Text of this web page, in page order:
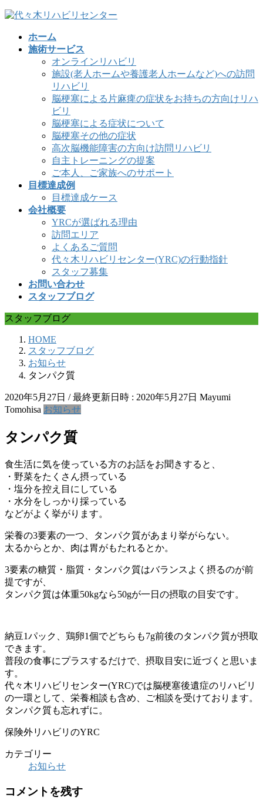
コ
ナ
ホーム
施術サービス
オンラインリハビリ
施設(老人ホームや養護老人ホームなど)への訪問
リハビリ
脳梗塞による片麻痺の症状をお持ちの方向けリハ
ビリ
脳梗塞による症状について
脳梗塞その他の症状
高次脳機能障害の方向け訪問リハビリ
自主トレーニングの提案
ご本人、ご家族へのサポート
目標達成例
目標達成ケース
会社概要
YRCが選ばれる理由
訪問エリア
よくあるご質問
代々木リハビリセンター(YRC)の行動指針
スタッフ募集
お問い合わせ
スタッフブログ
スタッフブログ
HOME
スタッフブログ
お知らせ
タンパク質
2020年5月27日 / 最終更新日時 : 2020年5月27日 Mayumi
Tomohisa お知らせ
タンパク質
食生活に気を使っている方のお話をお聞きすると、
・野菜をたくさん摂っている
・塩分を控え目にしている
・水分をしっかり採っている
などがよく挙がります。
栄養の3要素の一つ、タンパク質があまり挙がらない。
太るからとか、肉は胃がもたれるとか。
3要素の糖質・脂質・タンパク質はバランスよく摂るのが前
提ですが、
タンパク質は体重50kgなら50gが一日の摂取の目安です。
納豆1パック、鶏卵1個でどちらも7g前後のタンパク質が摂取
できます。
普段の食事にプラスするだけで、摂取目安に近づくと思いま
す。
代々木リハビリセンター(YRC)では脳梗塞後遺症のリハビリ
の一環として、栄養相談も含め、ご相談を受けております。
タンパク質も忘れずに。
保険外リハビリのYRC
カテゴリー
お知らせ
コメントを残す